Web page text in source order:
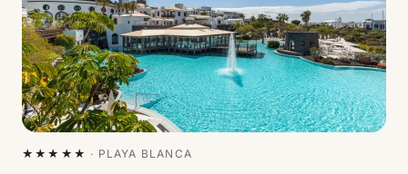
★★★★★ · PLAYA BLANCA